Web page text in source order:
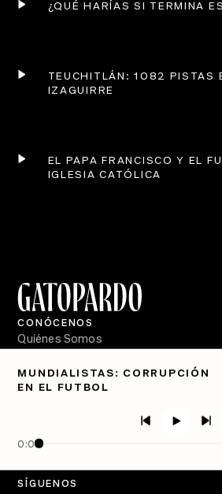
¿QUÉ HARÍAS SI TERMINA
TEUCHITLÁN: 1082 PISTAS
IZAGUIRRE
EL PAPA FRANCISCO Y EL
IGLESIA CATÓLICA
MUNDIALISTAS: CORRUPCIÓN
EN EL FUTBOL
0:00
CONÓCENOS
Quiénes Somos
PÓDCASTS
Crecer en Distopía
SÍGUENOS